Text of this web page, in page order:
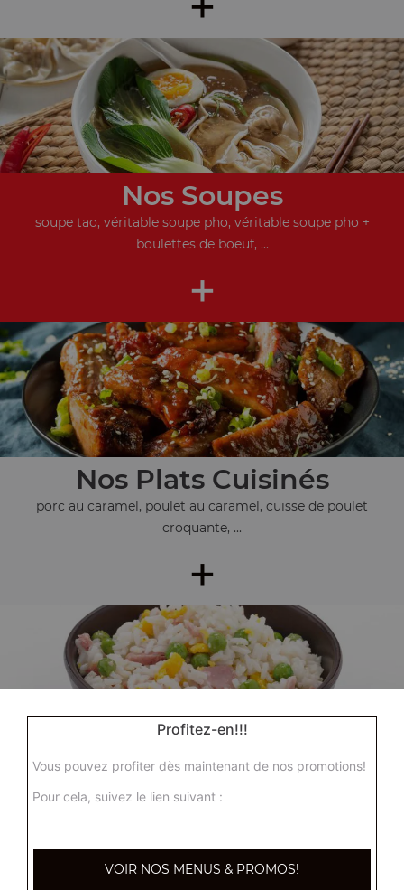
Nos Soupes
soupe tao, véritable soupe pho, véritable soupe pho +
boulettes de boeuf, ...
+
Nos Plats Cuisinés
porc au caramel, poulet au caramel, cuisse de poulet
croquante, ...
+
Nos Accompagnements
riz nature, riz cantonnais, riz sauté aux crevettes, ...
Profitez-en!!!
Vous pouvez profiter dès maintenant de nos promotions!
Pour cela, suivez le lien suivant :
VOIR NOS MENUS & PROMOS!